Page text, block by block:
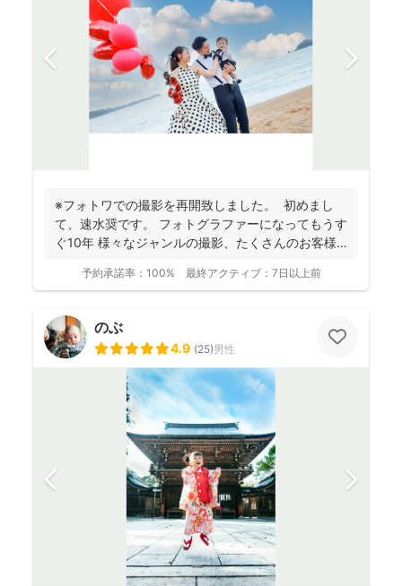
※フォトワでの撮影を再開致しました。 初めまし
て、速水奨です。 フォトグラファーになってもうす
ぐ10年 様々なジャンルの撮影、たくさんのお客様
予約承諾率： 100% 最終アクティブ： 7日以上前
のぶ
4.9 (25)男性